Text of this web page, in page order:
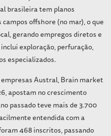
brasileira tem planos
offshore (no mar), o que
gerando empregos diretos e
exploração, perfuração,
especializados.
Austral, Brain market
apostam no crescimento
passado teve mais de 3.700
entendida com a
468 inscritos, passando